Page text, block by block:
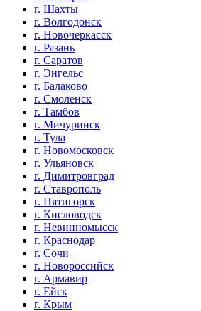
г. Шахты
г. Волгодонск
г. Новочеркасск
г. Рязань
г. Саратов
г. Энгельс
г. Балаково
г. Смоленск
г. Тамбов
г. Мичуринск
г. Тула
г. Новомосковск
г. Ульяновск
г. Димитровград
г. Ставрополь
г. Пятигорск
г. Кисловодск
г. Невинномысск
г. Краснодар
г. Сочи
г. Новороссийск
г. Армавир
г. Ейск
г. Крым